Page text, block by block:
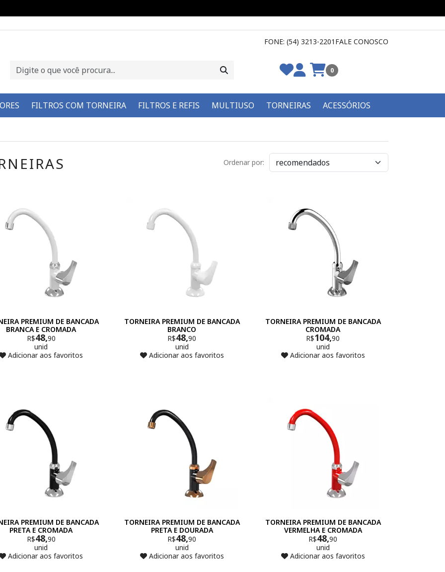
FONE: (54) 3213-2201 FALE CONOSCO
0
FILTROS COM TORNEIRA FILTROS E REFIS MULTIUSO TORNEIRAS ACESSÓRIOS
Ordenar por:
PREMIUM DE BANCADA
BRANCA E CROMADA
R$48,90
unid
Adicionar aos favoritos
TORNEIRA PREMIUM DE BANCADA
BRANCO
R$48,90
unid
Adicionar aos favoritos
TORNEIRA PREMIUM DE BANCADA
CROMADA
R$104,90
unid
Adicionar aos favoritos
PREMIUM DE BANCADA
PRETA E CROMADA
R$48,90
unid
Adicionar aos favoritos
TORNEIRA PREMIUM DE BANCADA
PRETA E DOURADA
R$48,90
unid
Adicionar aos favoritos
TORNEIRA PREMIUM DE BANCADA
VERMELHA E CROMADA
R$48,90
unid
Adicionar aos favoritos